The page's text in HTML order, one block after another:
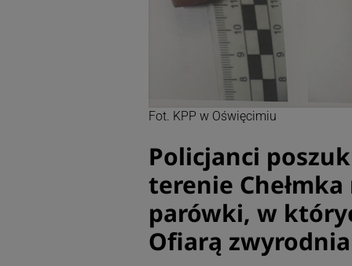
Fot. KPP w Oświęcimiu
Policjanci
terenie Chełmka
parówki, w
Ofiarą